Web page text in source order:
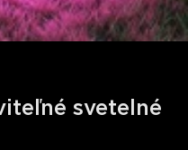
svetelné